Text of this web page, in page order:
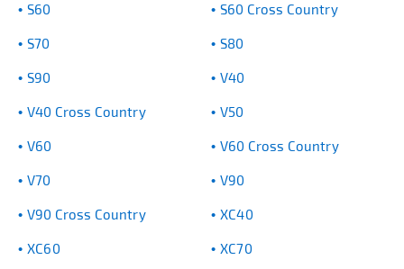
S60 S60 Cross Country
S70 S80
S90 V40
V40 Cross Country V50
V60 V60 Cross Country
V70 V90
V90 Cross Country XC40
XC60 XC70